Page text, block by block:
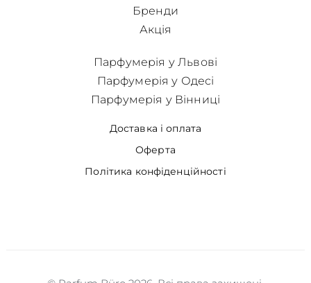
Бренди
Акція
Доставка і оплата
Оферта
Політика конфіденційності
Парфумерія у Львові
Парфумерія у Одесі
Парфумерія у Вінниці